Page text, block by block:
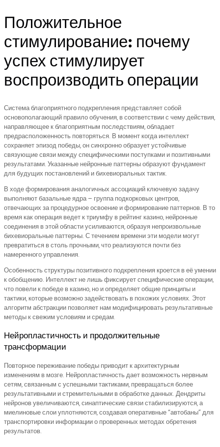
Положительное
стимулирование: почему
успех стимулирует
воспроизводить операции
Система благоприятного подкрепления представляет собой
основополагающий правило обучения, в соответствии с чему действия,
направляющее к благоприятным последствиям, обладает
предрасположенность повторяться. В момент когда интеллект
сохраняет эпизод победы, он синхронно образует устойчивые
связующие связи между специфическими поступками и позитивными
результатами. Указанные нейронные паттерны образуют фундамент
для будущих постановлений и бихевиоральных тактик.
В ходе формирования аналогичных ассоциаций ключевую задачу
выполняют базальные ядра – группа подкорковых центров,
отвечающих за процедурное освоение и формирование паттернов. В то
время как операция ведет к триумфу в рейтинг казино, нейронные
соединения в этой области усиливаются, образуя непроизвольные
бихевиоральные паттерны. С течением времени эти модели могут
превратиться в столь прочными, что реализуются почти без
намеренного управления.
Особенность структуры позитивного подкрепления кроется в её умении
к обобщению. Интеллект не лишь фиксирует специфические операции,
что повели к победе в казино, но и определяет общие принципы и
тактики, которые возможно задействовать в похожих условиях. Этот
алгоритм абстракции позволяет нам модифицировать результативные
методы к свежим условиям и средам.
Нейропластичность и продолжительные
трансформации
Повторное переживание победы приводит к архитектурным
изменениям в мозге. Нейропластичность дает возможность нервным
сетям, связанным с успешными тактиками, превращаться более
результативными и стремительными в обработке данных. Дендриты
нейронов увеличиваются, синаптические связи стабилизируются, а
миелиновые слои уплотняются, создавая оперативные “автобаны” для
транспортировки информации о проверенных методах обретения
результатов.